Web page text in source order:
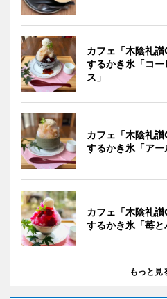
カフェ「木陰礼
するかき氷「コ
ス」
カフェ「木陰礼
するかき氷「アー
カフェ「木陰礼
するかき氷「苺と
もっと見